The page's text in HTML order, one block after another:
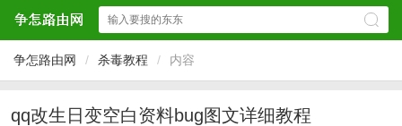
争怎路由网 / 杀毒教程 / 内容
qq改生日变空白资料bug图文详细教程